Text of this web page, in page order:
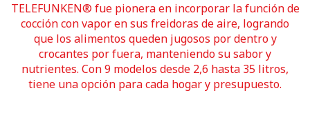
TELEFUNKEN® fue pionera en incorporar la función de
cocción con vapor en sus freidoras de aire, logrando
que los alimentos queden jugosos por dentro y
crocantes por fuera, manteniendo su sabor y
nutrientes. Con 9 modelos desde 2,6 hasta 35 litros,
tiene una opción para cada hogar y presupuesto.